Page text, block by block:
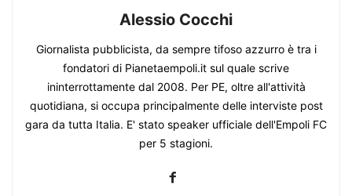
Alessio Cocchi
Giornalista pubblicista, da sempre tifoso azzurro è tra i
fondatori di Pianetaempoli.it sul quale scrive
ininterrottamente dal 2008. Per PE, oltre all'attività
quotidiana, si occupa principalmente delle interviste post
gara da tutta Italia. E' stato speaker ufficiale dell'Empoli FC
per 5 stagioni.